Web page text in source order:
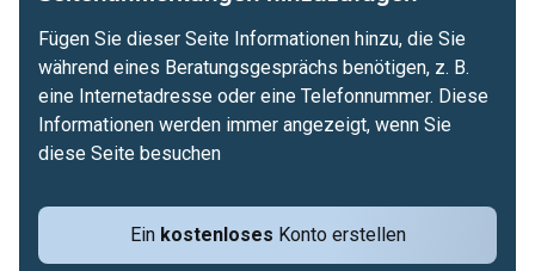
Ein kostenloses Konto erstellen
Fügen Sie dieser Seite Informationen hinzu, die Sie
während eines Beratungsgesprächs benötigen, z. B.
eine Internetadresse oder eine Telefonnummer. Diese
Informationen werden immer angezeigt, wenn Sie
diese Seite besuchen